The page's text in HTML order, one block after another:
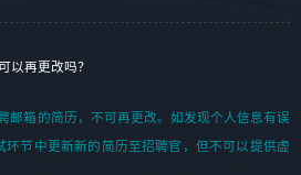
以再更改吗？
邮箱的简历，不可再更改。如发现个人信息有误
环节中更新新的简历至招聘官，但不可以提供虚